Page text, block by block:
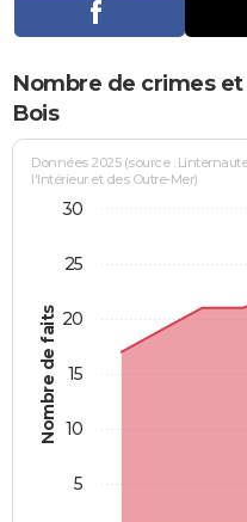
FORUM
Bricolage
Lifestyle
Culture
Sport
Auto
Television
Voyage
Cinema
Nombre de crimes
Bois
Nombre de faits
Données 2025 (source :
l'Intérieur et des Outre-Mer)
5
10
15
20
25
30